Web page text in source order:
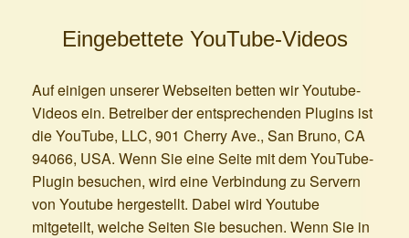
Eingebettete YouTube-Videos
Auf einigen unserer Webseiten betten wir Youtube-
Videos ein. Betreiber der entsprechenden Plugins ist
die YouTube, LLC, 901 Cherry Ave., San Bruno, CA
94066, USA. Wenn Sie eine Seite mit dem YouTube-
Plugin besuchen, wird eine Verbindung zu Servern
von Youtube hergestellt. Dabei wird Youtube
mitgeteilt, welche Seiten Sie besuchen. Wenn Sie in